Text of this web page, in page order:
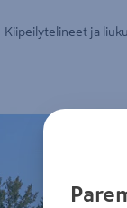
Kiipeilytelineet ja
kuvaus -